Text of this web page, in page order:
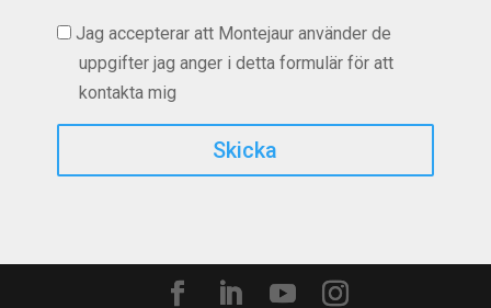
Jag accepterar att Montejaur använder de
uppgifter jag anger i detta formulär för att
kontakta mig